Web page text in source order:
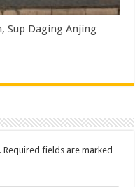
Sup Daging Anjing
Required fields are marked